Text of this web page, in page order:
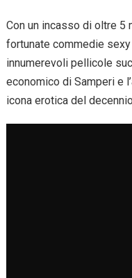
Con un incasso di oltre 5
fortunate commedie
innumerevoli pellicole
economico di Samperi e
icona erotica del